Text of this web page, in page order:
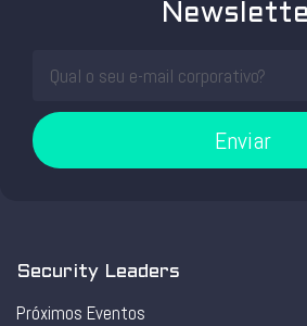
Enviar
Security Leaders
Próximos Eventos